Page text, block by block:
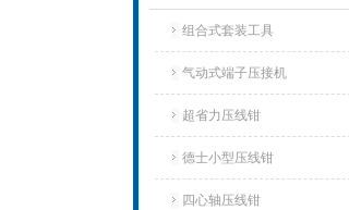
组合式套装工具
气动式端子压接机
超省力压线钳
德士小型压线钳
四心轴压线钳